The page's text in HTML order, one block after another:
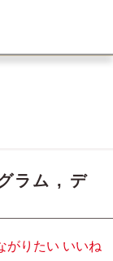
ラム , デ
がりたい いいね